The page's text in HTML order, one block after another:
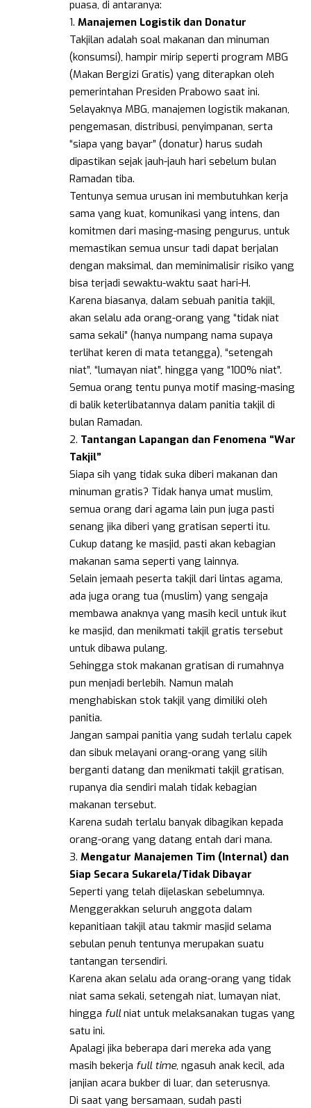
puasa, di antaranya:
1. Manajemen Logistik dan Donatur
Takjilan adalah soal makanan dan minuman
(konsumsi), hampir mirip seperti program MBG
(Makan Bergizi Gratis) yang diterapkan oleh
pemerintahan Presiden Prabowo saat ini.
Selayaknya MBG, manajemen logistik makanan,
pengemasan, distribusi, penyimpanan, serta
“siapa yang bayar” (donatur) harus sudah
dipastikan sejak jauh-jauh hari sebelum bulan
Ramadan tiba.
Tentunya semua urusan ini membutuhkan kerja
sama yang kuat, komunikasi yang intens, dan
komitmen dari masing-masing pengurus, untuk
memastikan semua unsur tadi dapat berjalan
dengan maksimal, dan meminimalisir risiko yang
bisa terjadi sewaktu-waktu saat hari-H.
Karena biasanya, dalam sebuah panitia takjil,
akan selalu ada orang-orang yang “tidak niat
sama sekali” (hanya numpang nama supaya
terlihat keren di mata tetangga), “setengah
niat”, “lumayan niat”, hingga yang “100% niat”.
Semua orang tentu punya motif masing-masing
di balik keterlibatannya dalam panitia takjil di
bulan Ramadan.
2. Tantangan Lapangan dan Fenomena “War
Takjil”
Siapa sih yang tidak suka diberi makanan dan
minuman gratis? Tidak hanya umat muslim,
semua orang dari agama lain pun juga pasti
senang jika diberi yang gratisan seperti itu.
Cukup datang ke masjid, pasti akan kebagian
makanan sama seperti yang lainnya.
Selain jemaah peserta takjil dari lintas agama,
ada juga orang tua (muslim) yang sengaja
membawa anaknya yang masih kecil untuk ikut
ke masjid, dan menikmati takjil gratis tersebut
untuk dibawa pulang.
Sehingga stok makanan gratisan di rumahnya
pun menjadi berlebih. Namun malah
menghabiskan stok takjil yang dimiliki oleh
panitia.
Jangan sampai panitia yang sudah terlalu capek
dan sibuk melayani orang-orang yang silih
berganti datang dan menikmati takjil gratisan,
rupanya dia sendiri malah tidak kebagian
makanan tersebut.
Karena sudah terlalu banyak dibagikan kepada
orang-orang yang datang entah dari mana.
3. Mengatur Manajemen Tim (Internal) dan
Siap Secara Sukarela/Tidak Dibayar
Seperti yang telah dijelaskan sebelumnya.
Menggerakkan seluruh anggota dalam
kepanitiaan takjil atau takmir masjid selama
sebulan penuh tentunya merupakan suatu
tantangan tersendiri.
Karena akan selalu ada orang-orang yang tidak
niat sama sekali, setengah niat, lumayan niat,
hingga fullniat untuk melaksanakan tugas yang
satu ini.
Apalagi jika beberapa dari mereka ada yang
masih bekerja full time, ngasuh anak kecil, ada
janjian acara bukber di luar, dan seterusnya.
Di saat yang bersamaan, sudah pasti